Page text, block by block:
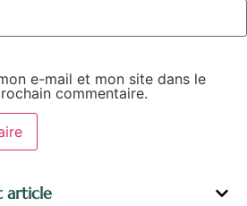
e-mail et mon site dans le
commentaire.
article